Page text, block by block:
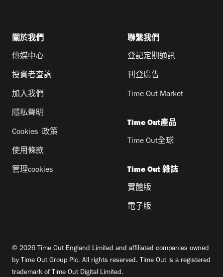
關於我們
傳媒中心
投資者查詢
加入我們
隱私聲明
Cookies 政策
使用條款
管理cookies
聯繫我們
登記定期通訊
刊登廣告
Time Out Market
Time Out產品
Time Out全球
Time Out 雜誌
實體版
電子版
© 2026 Time Out England Limited and affiliated companies owned
by Time Out Group Plc. All rights reserved. Time Out is a registered
trademark of Time Out Digital Limited.